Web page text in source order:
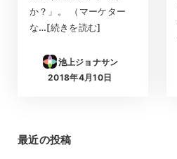
か？」。 （マーケター
な…[続きを読む]
池上ジョナサン
投稿日
2018年4月10日
最近の投稿